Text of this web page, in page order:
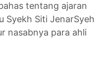
tentang ajaran
Syekh Siti JenarSyeh
nasabnya para ahli